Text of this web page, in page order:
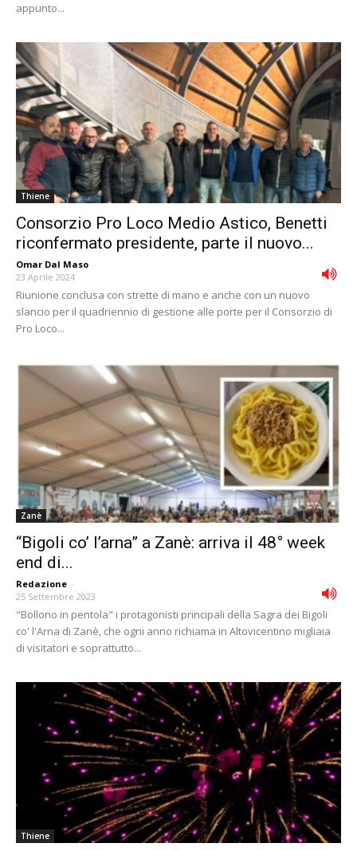
appunto...
Thiene
Consorzio Pro Loco Medio Astico, Benetti
riconfermato presidente, parte il nuovo...
Omar Dal Maso -
23 Aprile 2024
Riunione conclusa con strette di mano e anche con un nuovo
slancio per il quadriennio di gestione alle porte per il Consorzio di
Pro Loco...
Zanè
“Bigoli co’ l’arna” a Zanè: arriva il 48° week
end di...
Redazione -
25 Settembre 2023
"Bollono in pentola" i protagonisti principali della Sagra dei Bigoli
co' l'Arna di Zanè, che ogni anno richiama in Altovicentino migliaia
di visitatori e soprattutto...
Thiene